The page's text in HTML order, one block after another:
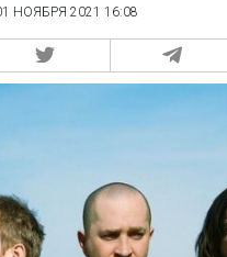
НОЯБРЯ 2021 16:08